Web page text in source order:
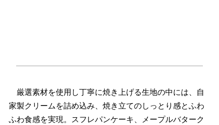
厳選素材を使用し丁寧に焼き上げる生地の中には、自
家製クリームを詰め込み、焼き立てのしっとり感とふわ
ふわ食感を実現。スフレパンケーキ、メープルバターク